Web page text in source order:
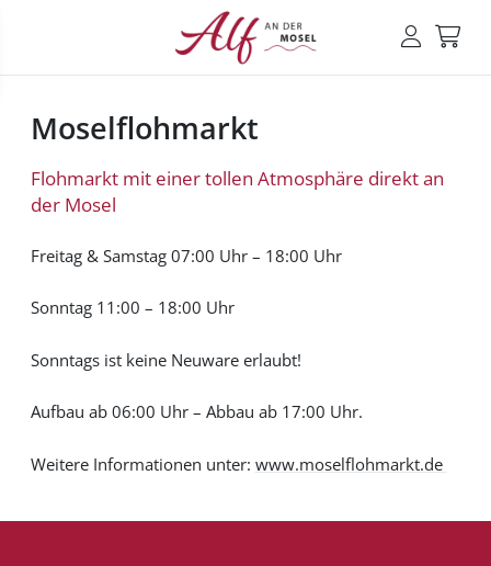
Moselflohmarkt
Flohmarkt mit einer tollen Atmosphäre direkt an
der Mosel
Freitag & Samstag 07:00 Uhr – 18:00 Uhr
Sonntag 11:00 – 18:00 Uhr
Sonntags ist keine Neuware erlaubt!
Aufbau ab 06:00 Uhr – Abbau ab 17:00 Uhr.
Weitere Informationen unter: www.moselflohmarkt.de